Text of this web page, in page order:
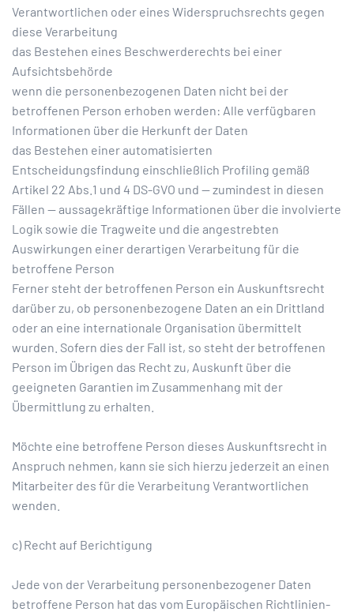
Verantwortlichen oder eines Widerspruchsrechts gegen
diese Verarbeitung
das Bestehen eines Beschwerderechts bei einer
Aufsichtsbehörde
wenn die personenbezogenen Daten nicht bei der
betroffenen Person erhoben werden: Alle verfügbaren
Informationen über die Herkunft der Daten
das Bestehen einer automatisierten
Entscheidungsfindung einschließlich Profiling gemäß
Artikel 22 Abs.1 und 4 DS-GVO und — zumindest in diesen
Fällen — aussagekräftige Informationen über die involvierte
Logik sowie die Tragweite und die angestrebten
Auswirkungen einer derartigen Verarbeitung für die
betroffene Person
Ferner steht der betroffenen Person ein Auskunftsrecht
darüber zu, ob personenbezogene Daten an ein Drittland
oder an eine internationale Organisation übermittelt
wurden. Sofern dies der Fall ist, so steht der betroffenen
Person im Übrigen das Recht zu, Auskunft über die
geeigneten Garantien im Zusammenhang mit der
Übermittlung zu erhalten.
Möchte eine betroffene Person dieses Auskunftsrecht in
Anspruch nehmen, kann sie sich hierzu jederzeit an einen
Mitarbeiter des für die Verarbeitung Verantwortlichen
wenden.
c) Recht auf Berichtigung
Jede von der Verarbeitung personenbezogener Daten
betroffene Person hat das vom Europäischen Richtlinien-